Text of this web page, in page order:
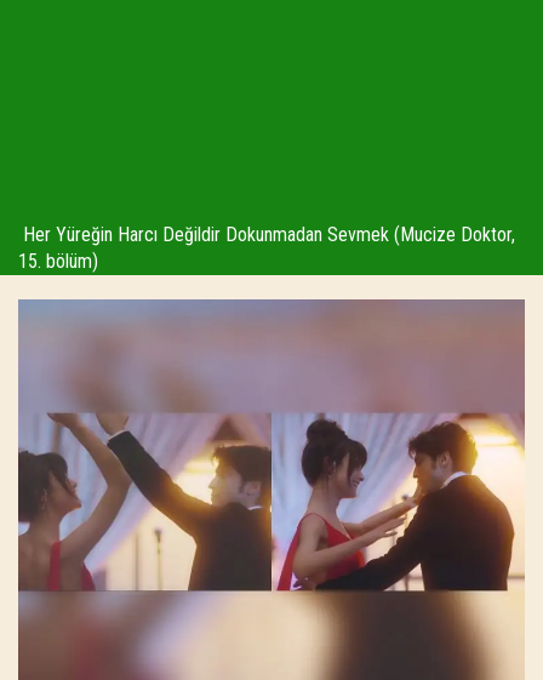
Her Yüreğin Harcı Değildir Dokunmadan Sevmek (Mucize Doktor,
15. bölüm)